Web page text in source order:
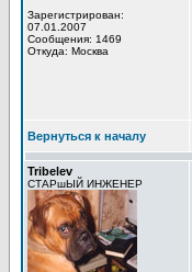
Зарегистрирован:
07.01.2007
Сообщения: 1469
Откуда: Москва
Вернуться к началу
Tribelev
СТАРшЫЙ ИНЖЕНЕР